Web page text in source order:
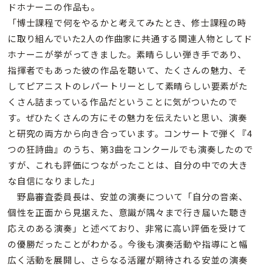
ドホナーニの作品も。
「博士課程で何をやるかと考えてみたとき、修士課程の時
に取り組んでいた2人の作曲家に共通する関連人物としてド
ホナーニが挙がってきました。素晴らしい弾き手であり、
指揮者でもあった彼の作品を聴いて、たくさんの魅力、そ
してピアニストのレパートリーとして素晴らしい要素がた
くさん詰まっている作品だということに気がついたので
す。ぜひたくさんの方にその魅力を伝えたいと思い、演奏
と研究の両方から向き合っています。コンサートで弾く『4
つの狂詩曲』のうち、第3曲をコンクールでも演奏したので
すが、これも評価につながったことは、自分の中での大き
な自信になりました」
野島審査委員長は、安並の演奏について「自分の音楽、
個性を正面から見据えた、意識が隅々まで行き届いた聴き
応えのある演奏」と述べており、非常に高い評価を受けて
の優勝だったことがわかる。今後も演奏活動や指導にと幅
広く活動を展開し、さらなる活躍が期待される安並の演奏